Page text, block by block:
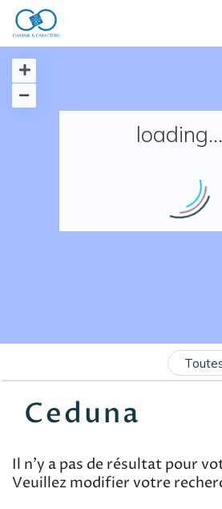
Accueil
Nos adresses en France
loading...
Ceduna
Il n'y a pas de résultat pour
Veuillez modifier votre